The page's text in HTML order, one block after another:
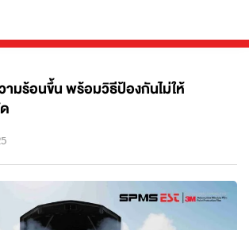
มร้อนขึ้น พร้อมวิธีป้องกันไม่ให้